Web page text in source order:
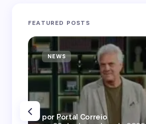
FEATURED POSTS
NEWS
por Portal Correio